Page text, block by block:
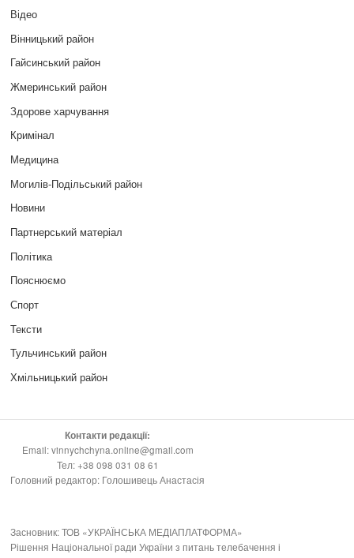
Відео
Вінницький район
Гайсинський район
Жмеринський район
Здорове харчування
Кримінал
Медицина
Могилів-Подільський район
Новини
Партнерський матеріал
Політика
Пояснюємо
Спорт
Тексти
Тульчинський район
Хмільницький район
Контакти редакції:
Email: vinnychchyna.online@gmail.com
Тел: +38 098 031 08 61
Головний редактор: Голошивець Анастасія
Засновник: ТОВ «УКРАЇНСЬКА МЕДІАПЛАТФОРМА»
Рішення Національної ради України з питань телебачення і